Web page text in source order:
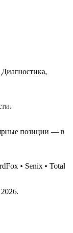
позиции — в
• Senix • Total